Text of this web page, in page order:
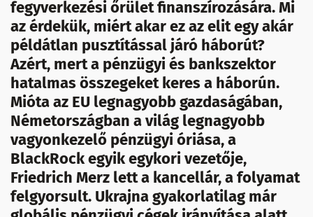
fegyverkezési őrület finanszírozására. Mi
az érdekük, miért akar ez az elit egy akár
példátlan pusztítással járó háborút?
Azért, mert a pénzügyi és bankszektor
hatalmas összegeket keres a háborún.
Mióta az EU legnagyobb gazdaságában,
Németországban a világ legnagyobb
vagyonkezelő pénzügyi óriása, a
BlackRock egyik egykori vezetője,
Friedrich Merz lett a kancellár, a folyamat
felgyorsult. Ukrajna gyakorlatilag már